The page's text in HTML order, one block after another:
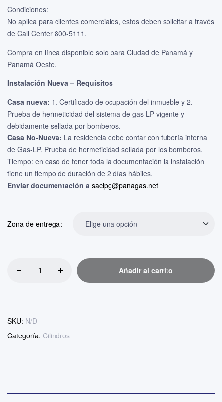
Condiciones:
No aplica para clientes comerciales, estos deben solicitar a través
de Call Center 800-5111.
Compra en línea disponible solo para Ciudad de Panamá y
Panamá Oeste.
Instalación Nueva – Requisitos
Casa nueva: 1. Certificado de ocupación del inmueble y 2.
Prueba de hermeticidad del sistema de gas LP vigente y
debidamente sellada por bomberos.
Casa No-Nueva: La residencia debe contar con tubería interna
de Gas-LP. Prueba de hermeticidad sellada por los bomberos.
Tiempo: en caso de tener toda la documentación la instalación
tiene un tiempo de duración de 2 días hábiles.
Enviar documentación a saclpg@panagas.net
Zona de entrega
Añadir al carrito
SKU: N/D
Categoría: Cilindros